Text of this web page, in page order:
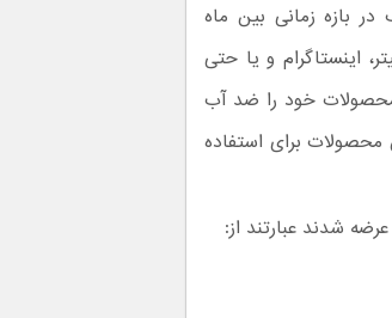
بازه زمانی بین ماه
توییتر، اینستاگرام و یا حتی
خود را ضد آب
برای استفاده
شدند عبارتند از: